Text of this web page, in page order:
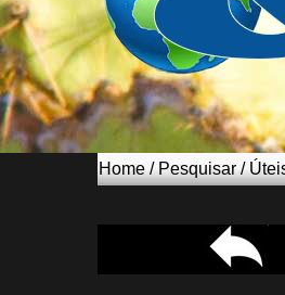
Home / Pesquisar /